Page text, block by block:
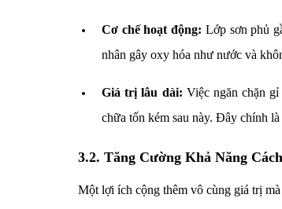
Cơ chế hoạt động: Lớp sơn phủ
nhân gây oxy hóa như nước và
Giá trị lâu dài: Việc ngăn chặn
chữa tốn kém sau này. Đây chính
3.2. Tăng Cường Khả Năng
Một lợi ích cộng thêm vô cùng giá trị